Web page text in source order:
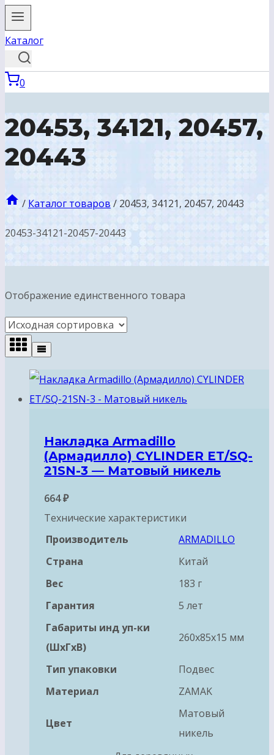
Каталог
0
20453, 34121, 20457,
20443
/ Каталог товаров / 20453, 34121, 20457, 20443
20453-34121-20457-20443
Отображение единственного товара
Накладка Armadillo
(Армадилло) CYLINDER ET/SQ-
21SN-3 — Матовый никель
664₽
Технические характеристики
Производитель
ARMADILLO
Страна
Китай
Вес
183 г
Гарантия
5 лет
Габариты инд уп-ки
(ШхГхВ)
260x85x15 мм
Тип упаковки
Подвес
Материал
ZAMAK
Цвет
Матовый
никель